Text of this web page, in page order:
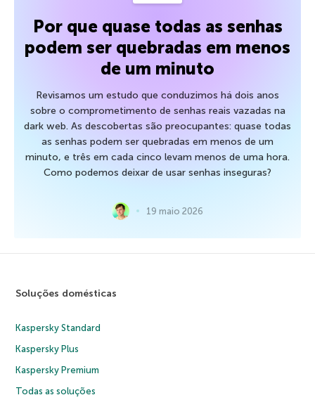
Por que quase todas as senhas
podem ser quebradas em menos
de um minuto
Revisamos um estudo que conduzimos há dois anos
sobre o comprometimento de senhas reais vazadas na
dark web. As descobertas são preocupantes: quase todas
as senhas podem ser quebradas em menos de um
minuto, e três em cada cinco levam menos de uma hora.
Como podemos deixar de usar senhas inseguras?
19 maio 2026
Soluções domésticas
Kaspersky Standard
Kaspersky Plus
Kaspersky Premium
Todas as soluções